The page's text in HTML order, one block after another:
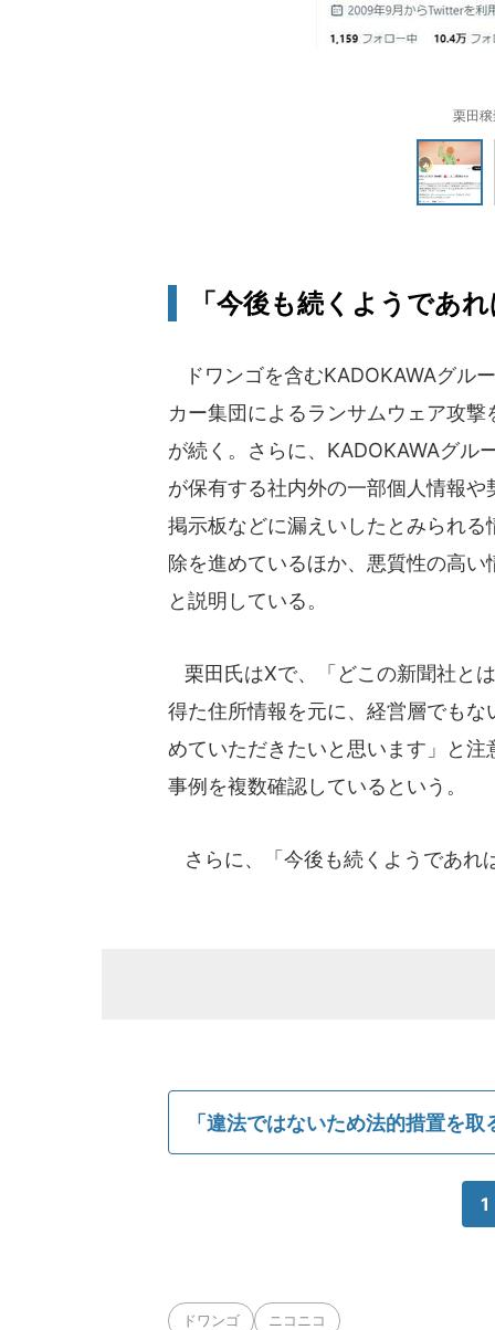
栗田
「今後も続くようであ
ドワンゴを含むKADOKAWAグル
カー集団によるランサムウェア攻
が続く。さらに、KADOKAWAグル
が保有する社内外の一部個人情報
掲示板などに漏えいしたとみられ
除を進めているほか、悪質性の高
と説明している。
栗田氏はXで、「どこの新聞社と
得た住所情報を元に、経営層でも
めていただきたいと思います」と
事例を複数確認しているという。
さらに、「今後も続くようであれ
「違法ではないため法的措置を
1
ドワンゴ ニコニコ